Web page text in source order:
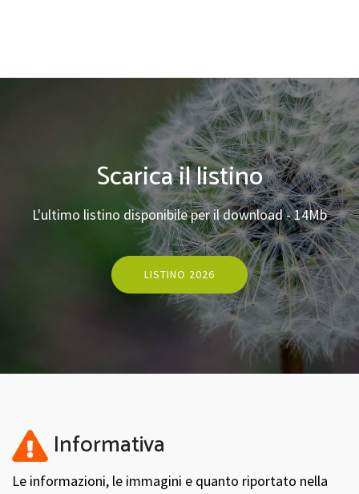
Scarica il listino
L'ultimo listino disponibile per il download - 14Mb
LISTINO 2026
Informativa
Le informazioni, le immagini e quanto riportato nella